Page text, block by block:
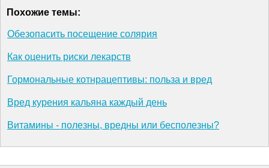
Похожие темы:
Обезопасить посещение солярия
Как оценить риски лекарств
Гормональные котнрацептивы: польза и вред
Вред курения кальяна каждый день
Витамины - полезны, вредны или бесполезны?